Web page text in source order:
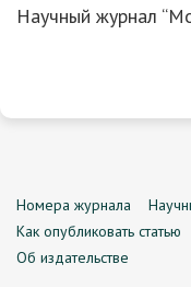
Научный журнал
Номера журнала
Как опубликовать статью
Об издательстве